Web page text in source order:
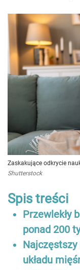
Zaskakujące odkrycie
Shutterstock
Spis treści
Przewlekły
ponad 200
Najczęstszy
układu